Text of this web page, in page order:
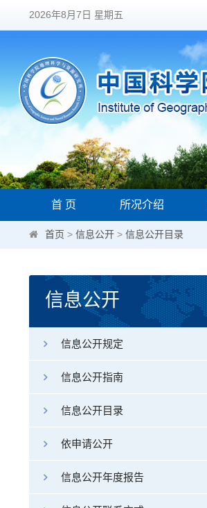
2026年8月7日 星期五
首 页 所况介绍
首页 > 信息公开 > 信息公开目录
信息公开
信息公开规定
信息公开指南
信息公开目录
依申请公开
信息公开年度报告